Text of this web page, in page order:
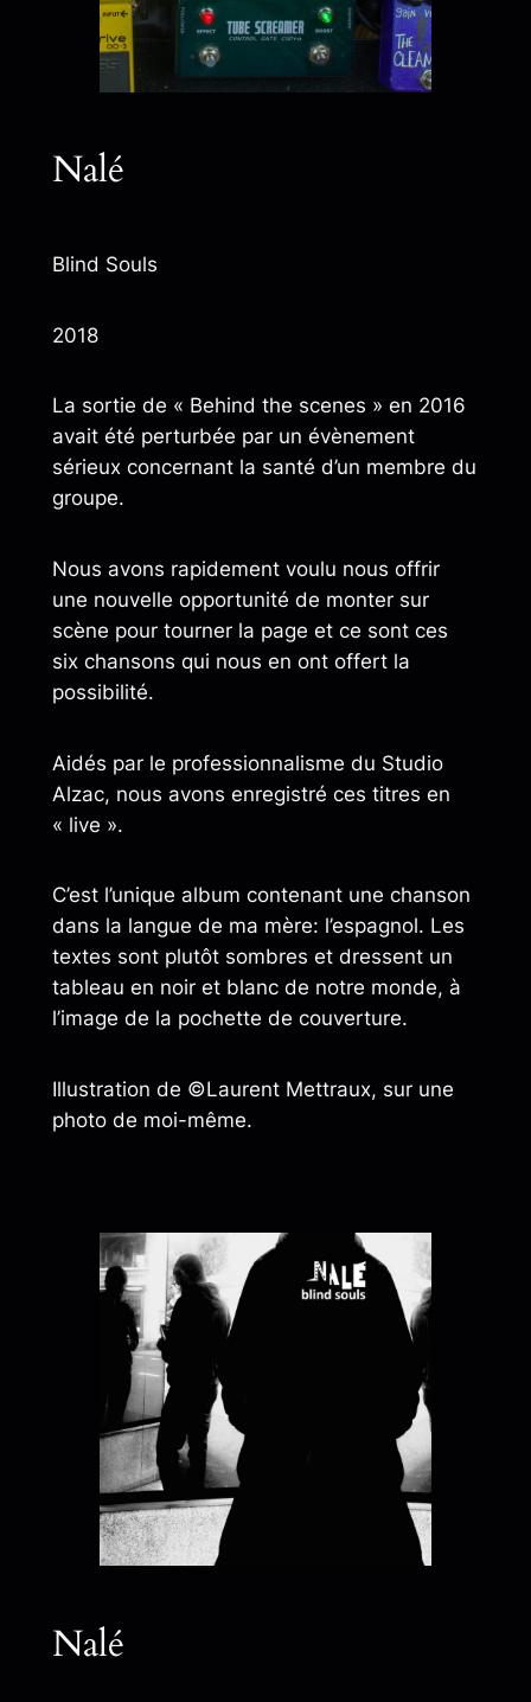
Nalé
Blind Souls
2018
La sortie de « Behind the scenes » en 2016
avait été perturbée par un évènement
sérieux concernant la santé d’un membre du
groupe.
Nous avons rapidement voulu nous offrir
une nouvelle opportunité de monter sur
scène pour tourner la page et ce sont ces
six chansons qui nous en ont offert la
possibilité.
Aidés par le professionnalisme du Studio
Alzac, nous avons enregistré ces titres en
« live ».
C’est l’unique album contenant une chanson
dans la langue de ma mère: l’espagnol. Les
textes sont plutôt sombres et dressent un
tableau en noir et blanc de notre monde, à
l’image de la pochette de couverture.
Illustration de ©Laurent Mettraux, sur une
photo de moi-même.
Nalé